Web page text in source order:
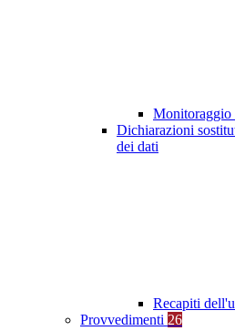
Monitoraggio
Dichiarazioni
dei dati
Recapiti
Provvedimenti 26